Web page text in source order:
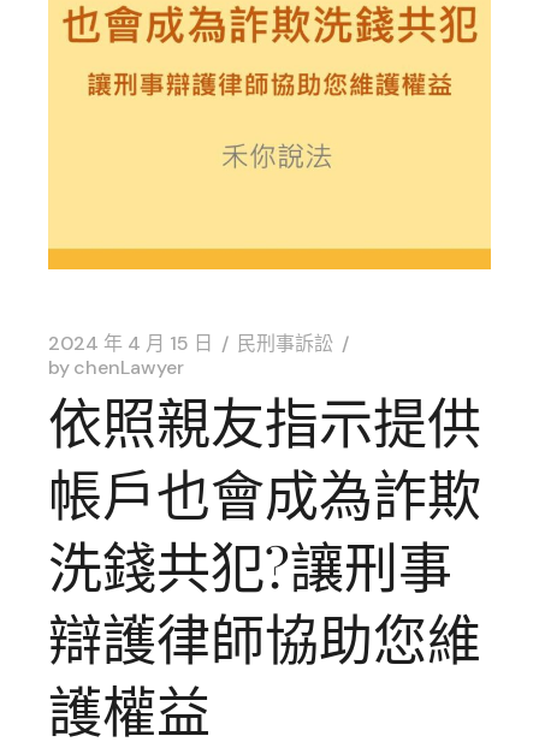
2024 年 4 月 15 日
民刑事訴訟
bychenLawyer
依照親友指示提供
帳戶也會成為詐欺
洗錢共犯?讓刑事
辯護律師協助您維
護權益